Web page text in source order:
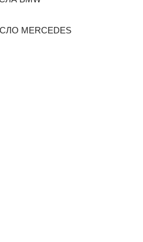
MERCEDES